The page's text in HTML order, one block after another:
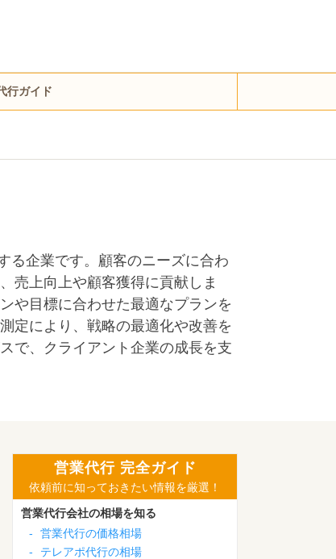
行ガイド
る企業です。顧客のニーズに合わ
売上向上や顧客獲得に貢献しま
や目標に合わせた最適なプランを
定により、戦略の最適化や改善を
で、クライアント企業の成長を支
営業代行 完全ガイド
依頼前に知っておきたい情報を厳選！
営業代行会社の相場を知る
-
営業代行の価格相場
-
テレアポ代行の相場